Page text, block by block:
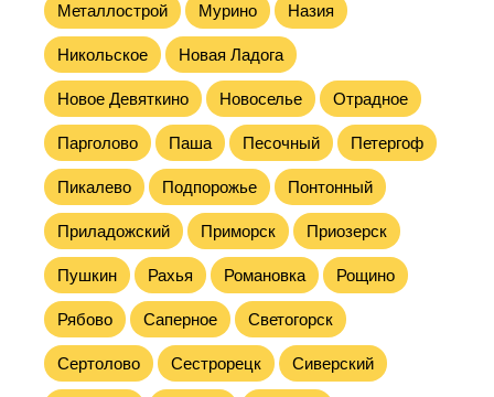
Металлострой Мурино Назия
Никольское Новая Ладога
Новое Девяткино Новоселье Отрадное
Парголово Паша Песочный Петергоф
Пикалево Подпорожье Понтонный
Приладожский Приморск Приозерск
Пушкин Рахья Романовка Рощино
Рябово Саперное Светогорск
Сертолово Сестрорецк Сиверский